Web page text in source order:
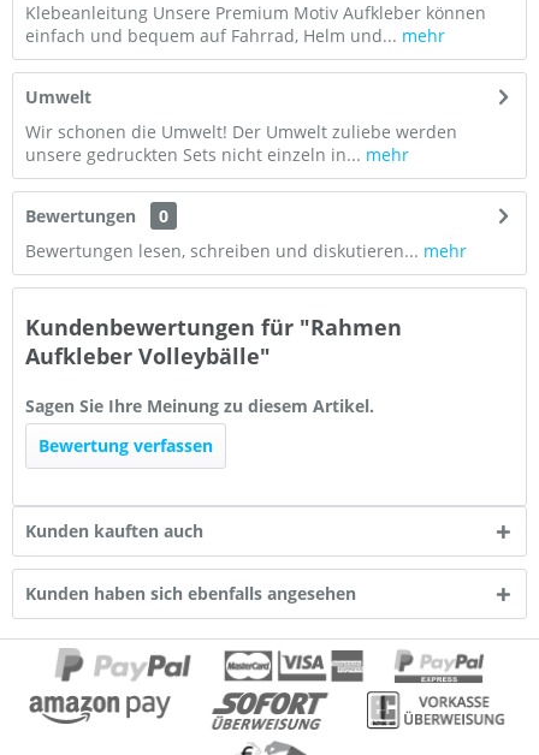
Klebeanleitung Unsere Premium Motiv Aufkleber können
einfach und bequem auf Fahrrad, Helm und... mehr
Umwelt
Wir schonen die Umwelt! Der Umwelt zuliebe werden
unsere gedruckten Sets nicht einzeln in... mehr
Bewertungen
0
Bewertungen lesen, schreiben und diskutieren... mehr
Kundenbewertungen für "Rahmen
Aufkleber Volleybälle"
Sagen Sie Ihre Meinung zu diesem Artikel.
Bewertung verfassen
Kunden kauften auch
Kunden haben sich ebenfalls angesehen